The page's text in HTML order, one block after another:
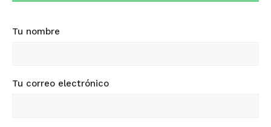
Tu nombre
Tu correo electrónico